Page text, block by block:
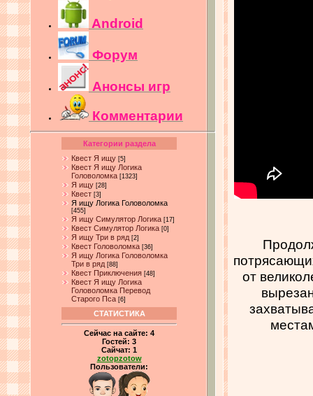
Android
Форум
Анонсы игр
Комментарии
Категории раздела
Квест Я ищу [5]
Квест Я ищу Логика
Головоломка [1323]
Я ищу [28]
Квест [3]
Я ищу Логика Головоломка
[455]
Я ищу Симулятор Логика [17]
Квест Симулятор Логика [0]
Я ищу Три в ряд [2]
Квест Головоломка [36]
Я ищу Логика Головоломка
Три в ряд [88]
Квест Приключения [48]
Квест Я ищу Логика
Головоломка Перевод
Старого Пса [6]
СТАТИСТИКА
Сейчас на сайте: 4
Гостей: 3
Сайчат: 1
zotopzotow
Пользователи:
от